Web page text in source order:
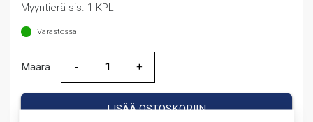
Myyntierä sis. 1 KPL
Varastossa
Määrä
Määrä
LISÄÄ OSTOSKORIIN